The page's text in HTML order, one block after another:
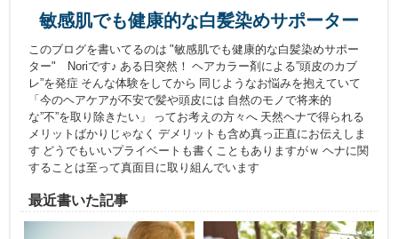
敏感肌でも健康的な白髪染めサポーター
このブログを書いてるのは "敏感肌でも健康的な白髪染めサポー
ター" Noriです♪ ある日突然！ ヘアカラー剤による”頭皮のカブ
レ”を発症 そんな体験をしてから 同じようなお悩みを抱えていて
「今のヘアケアが不安で髪や頭皮には 自然のモノで将来的
な”不”を取り除きたい」 ってお考えの方々へ 天然ヘナで得られる
メリットばかりじゃなく デメリットも含め真っ正直にお伝えしま
す どうでもいいプライベートも書くこともありますがｗ ヘナに関
することは至って真面目に取り組んでいます
最近書いた記事